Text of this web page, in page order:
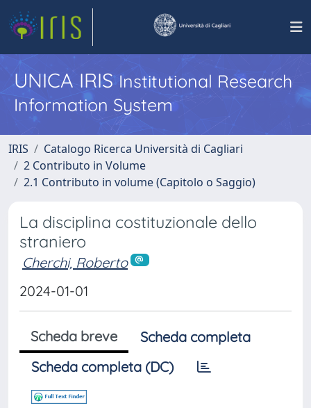
UNICA IRISInstitutional Research
Information System
IRIS
Catalogo Ricerca Università di Cagliari
2 Contributo in Volume
2.1 Contributo in volume (Capitolo o Saggio)
La disciplina costituzionale dello
straniero
Cherchi, Roberto
2024-01-01
Scheda breve
Scheda completa
Scheda completa (DC)